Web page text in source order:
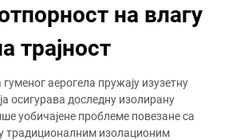
на влагу
трајност
аерогела пружају изузетну
осигурава доследну изолирану
уобичајене проблеме повезане са
традиционалним изолационим